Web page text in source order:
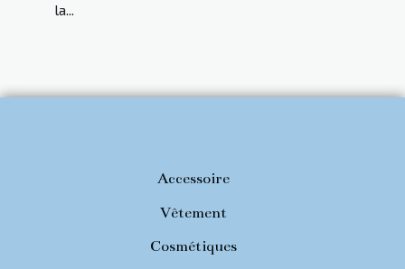
la...
Accessoire
Vêtement
Cosmétiques